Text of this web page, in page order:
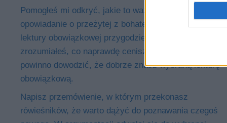
Pomogłeś mi odkryć, jakie to ważne. Napisz
opowiadanie o przeżytej z bohaterem wybranej
lektury obowiązkowej przygodzie, dzięki której
zrozumiałeś, co naprawdę cenisz. Wypracowanie
powinno dowodzić, że dobrze znasz wybraną lekturę
obowiązkową.
Napisz przemówienie, w którym przekonasz
rówieśników, że warto dążyć do poznawania czegoś